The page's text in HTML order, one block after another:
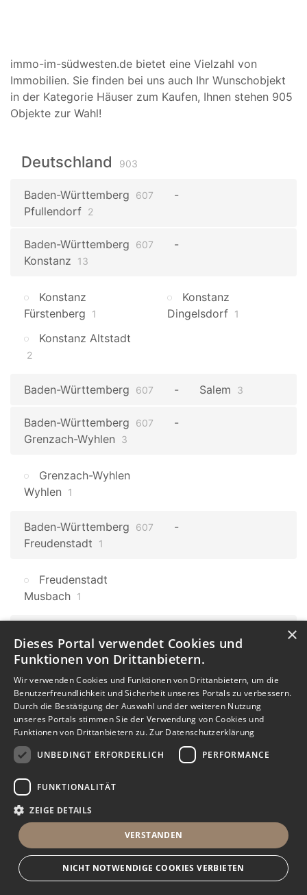
immo-im-südwesten.de bietet eine Vielzahl von
Immobilien. Sie finden bei uns auch Ihr Wunschobjekt
in der Kategorie Häuser zum Kaufen, Ihnen stehen 905
Objekte zur Wahl!
Deutschland 903
Baden-Württemberg 607
Pfullendorf 2
Baden-Württemberg 607
Konstanz 13
Konstanz
Fürstenberg
1
Konstanz
Dingelsdorf 1
Konstanz Altstadt
2
Baden-Württemberg 607 Salem 3
Baden-Württemberg 607
Grenzach-Wyhlen 3
Grenzach-Wyhlen
Wyhlen
1
Baden-Württemberg 607
Freudenstadt 1
Freudenstadt
Musbach 1
Laufenburg 9
Baden-Württemberg 607 Karlsruhe 7
Karlsruhe Oststadt
1
Donaueschingen
Baden-Württemberg
Baden-Württemberg 607
Mühlhausen 2
×
Dieses Portal verwendet Cookies und
Funktionen von Drittanbietern.
Wir verwenden Cookies und Funktionen von Drittanbietern, um die
Benutzerfreundlichkeit und Sicherheit unseres Portals zu verbessern.
Durch die Bestätigung der Auswahl und der weiteren Nutzung
unseres Portals stimmen Sie der Verwendung von Cookies und
Funktionen von Drittanbietern zu.Zur Datenschutzerklärung
UNBEDINGT ERFORDERLICH
PERFORMANCE
FUNKTIONALITÄT
ZEIGE DETAILS
VERSTANDEN
NICHT NOTWENDIGE COOKIES VERBIETEN